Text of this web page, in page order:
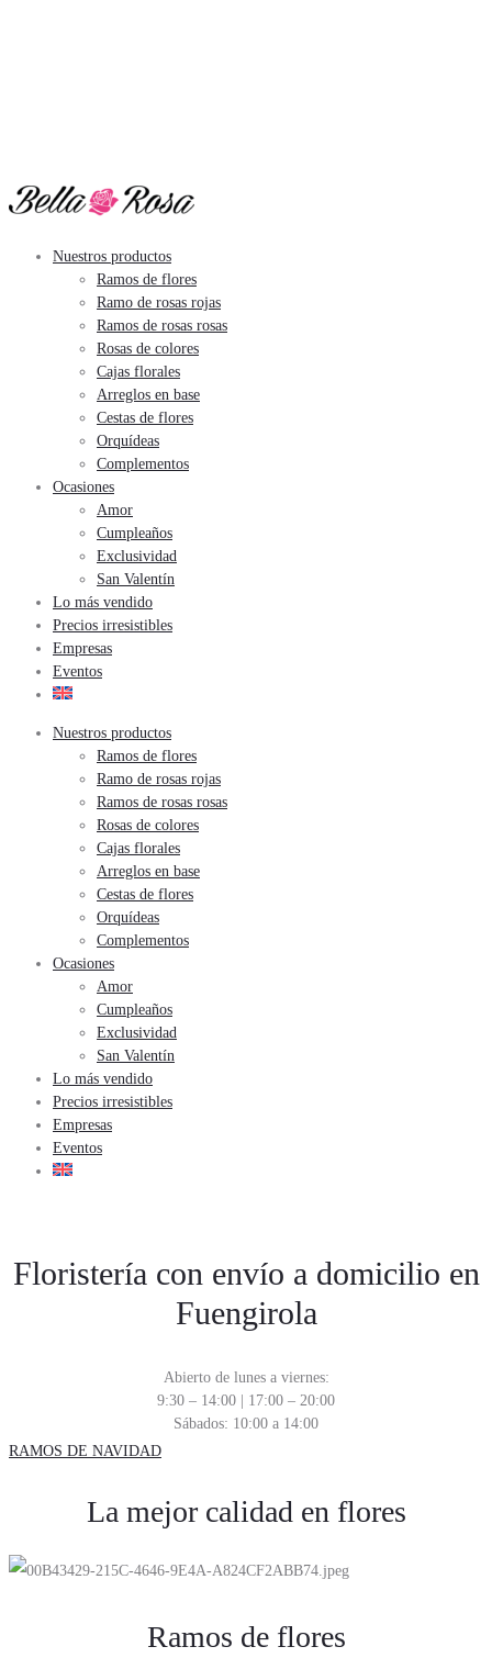
Nuestros productos
Ramos de flores
Ramo de rosas rojas
Ramos de rosas rosas
Rosas de colores
Cajas florales
Arreglos en base
Cestas de flores
Orquídeas
Complementos
Ocasiones
Amor
Cumpleaños
Exclusividad
San Valentín
Lo más vendido
Precios irresistibles
Empresas
Eventos
Nuestros productos
Ramos de flores
Ramo de rosas rojas
Ramos de rosas rosas
Rosas de colores
Cajas florales
Arreglos en base
Cestas de flores
Orquídeas
Complementos
Ocasiones
Amor
Cumpleaños
Exclusividad
San Valentín
Lo más vendido
Precios irresistibles
Empresas
Eventos
Floristería con envío a domicilio en
Fuengirola
Abierto de lunes a viernes:
9:30 – 14:00 | 17:00 – 20:00
Sábados: 10:00 a 14:00
RAMOS DE NAVIDAD
La mejor calidad en flores
Ramos de flores